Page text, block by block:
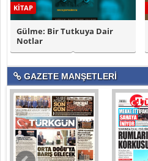
KİTAP
Gülme: Bir Tutkuya Dair
Notlar
GAZETE MANŞETLERİ